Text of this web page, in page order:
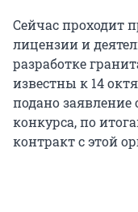
Сейчас проходит
лицензии и
разработке
известны к 14
подано заявление
конкурса, по
контракт с этой